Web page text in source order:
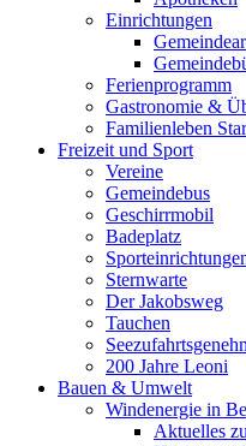
Einrichtungen
Ferienprogramm
Gastronomie &
Familienleben
Freizeit und Sport
Vereine
Gemeindebus
Geschirrmobil
Badeplatz
Sternwarte
Der Jakobsweg
Tauchen
200 Jahre Leoni
Bauen & Umwelt
Windenergie in
Aktuelles